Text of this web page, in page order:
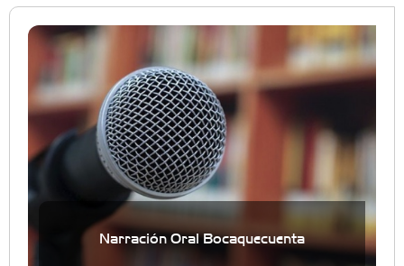
Narración Oral Bocaquecuenta